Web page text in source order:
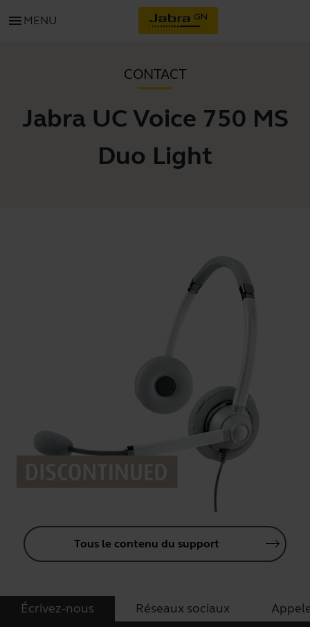
menu MENU
CONTACT
Jabra UC Voice 750 MS
Duo Light
Tous le contenu du support
Écrivez-nous Réseaux sociaux